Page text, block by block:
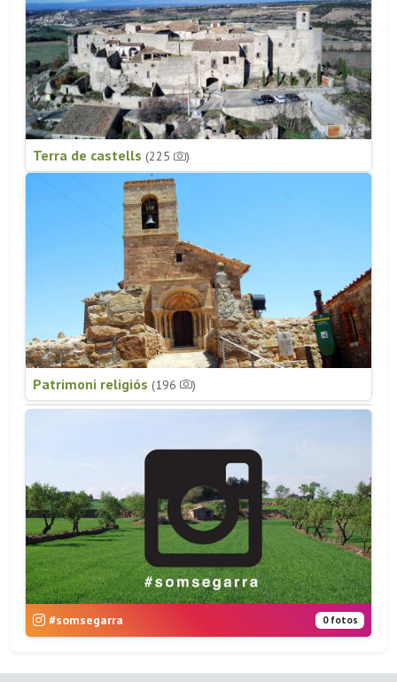
Terra de castells (225 )
Patrimoni religiós (196 )
#somsegarra 0 fotos